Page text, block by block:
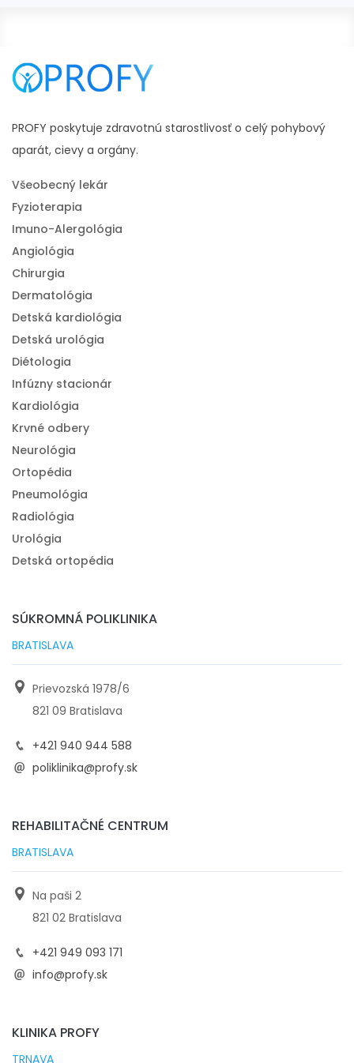
PROFY poskytuje zdravotnú starostlivosť o celý pohybový
aparát, cievy a orgány.
Všeobecný lekár
Fyzioterapia
Imuno-Alergológia
Angiológia
Chirurgia
Dermatológia
Detská kardiológia
Detská urológia
Diétologia
Infúzny stacionár
Kardiológia
Krvné odbery
Neurológia
Ortopédia
Pneumológia
Radiológia
Urológia
Detská ortopédia
SÚKROMNÁ POLIKLINIKA
BRATISLAVA
Prievozská 1978/6
821 09 Bratislava
+421 940 944 588
poliklinika@profy.sk
REHABILITAČNÉ CENTRUM
BRATISLAVA
Na paši 2
821 02 Bratislava
+421 949 093 171
info@profy.sk
KLINIKA PROFY
TRNAVA